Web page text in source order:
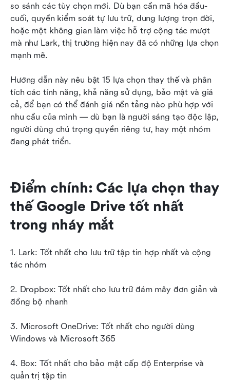
so sánh các tùy chọn mới. Dù bạn cần mã hóa đầu-
cuối, quyền kiểm soát tự lưu trữ, dung lượng trọn đời,
hoặc một không gian làm việc hỗ trợ cộng tác mượt
mà như Lark, thị trường hiện nay đã có những lựa chọn
mạnh mẽ.
Hướng dẫn này nêu bật 15 lựa chọn thay thế và phân
tích các tính năng, khả năng sử dụng, bảo mật và giá
cả, để bạn có thể đánh giá nền tảng nào phù hợp với
nhu cầu của mình — dù bạn là người sáng tạo độc lập,
người dùng chú trọng quyền riêng tư, hay một nhóm
đang phát triển.
Điểm chính: Các lựa chọn thay
thế Google Drive tốt nhất
trong nháy mắt
1. Lark: Tốt nhất cho lưu trữ tập tin hợp nhất và cộng
tác nhóm
2. Dropbox: Tốt nhất cho lưu trữ đám mây đơn giản và
đồng bộ nhanh
3. Microsoft OneDrive: Tốt nhất cho người dùng
Windows và Microsoft 365
4. Box: Tốt nhất cho bảo mật cấp độ Enterprise và
quản trị tập tin
Kết luận
Câu hỏi thường gặp
Đọc liên quan